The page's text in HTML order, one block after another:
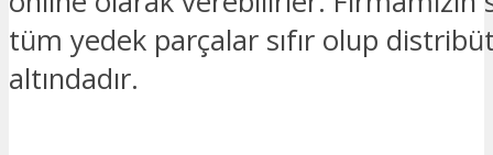
tüm yedek parçalar sıfır olup
altındadır.